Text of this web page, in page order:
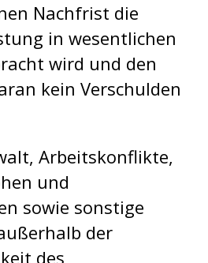
Nachfrist die
in wesentlichen
wird und den
kein Verschulden
Arbeitskonflikte,
und
sowie sonstige
der
des